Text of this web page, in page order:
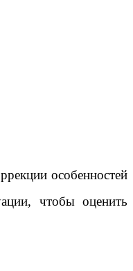
особенностей
чтобы оценить